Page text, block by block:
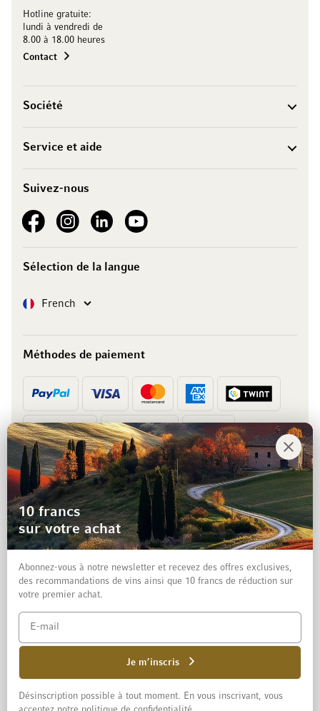
Hotline gratuite:
lundi à vendredi de
8.00 à 18.00 heures
Contact
Société
Service et aide
Suivez-nous
See our FacebookSee our Instagram account
See our LinkedInSee our YouTube channel
Sélection de la langue
LangueFrench
Méthodes de paiement
Prépaiement Facture
© 2026 Mövenpick Wein Schweiz AG
Protection des données et clause de non-responsabilité
10 francs
sur votre achat
Abonnez-vous à notre newsletter et recevez des offres exclusives,
des recommandations de vins ainsi que 10 francs de réduction sur
votre premier achat.
Je m’inscris
Désinscription possible à tout moment. En vous inscrivant, vous